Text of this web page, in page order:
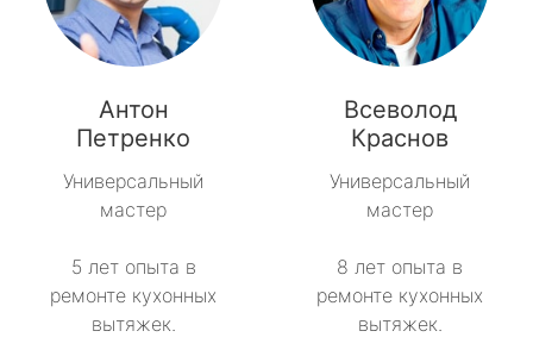
Антон
Петренко
Универсальный
мастер
5 лет опыта в
ремонте кухонных
вытяжек.
Всеволод
Краснов
Универсальный
мастер
8 лет опыта в
ремонте кухонных
вытяжек.